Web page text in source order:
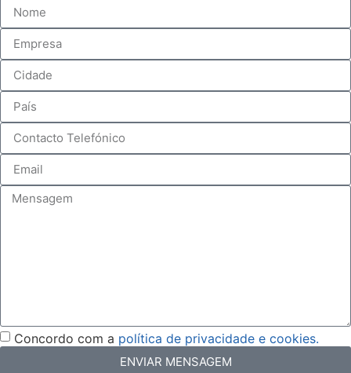
Concordo com a política de privacidade e cookies.
ENVIAR MENSAGEM